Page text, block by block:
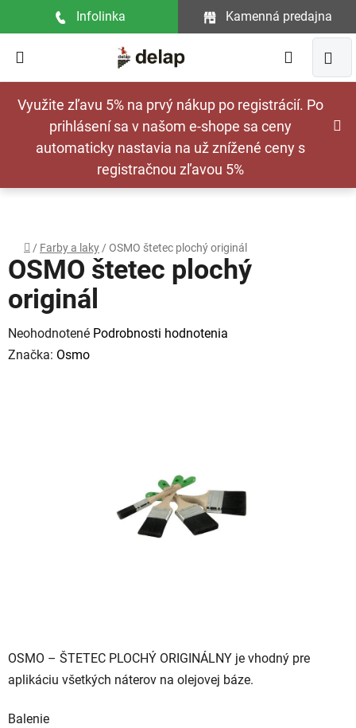
Využite zľavu 5% na prvý nákup po registrácií. Po
prihlásení sa v našom e-shope sa ceny
automaticky nastavia na už znížené ceny s
registračnou zľavou 5%
Infolinka Kamenná predajna
Hľadať
Domov
/ Farby a laky / OSMO štetec plochý originál
OSMO – ŠTETEC PLOCHÝ ORIGINÁLNY je vhodný pre
aplikáciu všetkých náterov na olejovej báze.
Balenie
OSMO štetec plochý
originál
Priemerné
hodnotenie
Neohodnotené Podrobnosti hodnotenia
Značka: Osmo